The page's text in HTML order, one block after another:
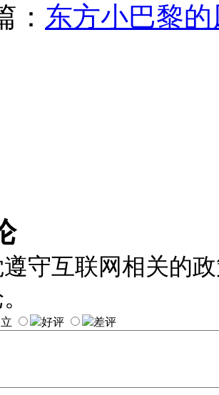
： 东方小巴黎
守互联网相关的
好评 差评